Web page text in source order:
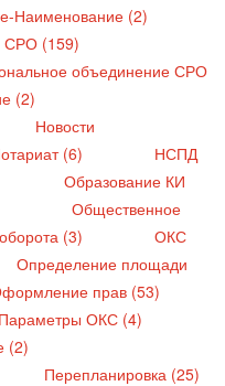
Наименование (2)
СРО (159)
объединение СРО
(2)
Новости
(6)
НСПД
Образование КИ
Общественное
(3)
ОКС
Определение площади
прав (53)
Параметры ОКС (4)
(2)
Перепланировка (25)